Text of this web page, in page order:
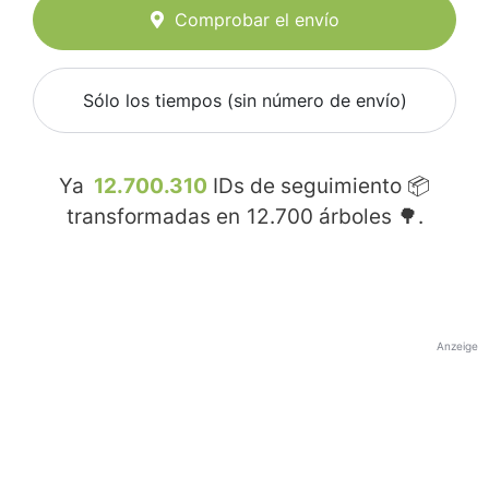
Comprobar el envío
Sólo los tiempos (sin número de envío)
Ya 12.700.310 IDs de seguimiento 📦
transformadas en 12.700 árboles 🌳.
Anzeige